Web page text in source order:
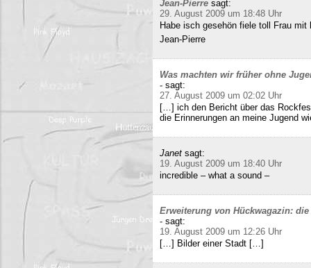
Jean-Pierre sagt:
29. August 2009 um 18:48 Uhr
Habe isch gesehön fiele toll Frau
Jean-Pierre
Was machten wir früher ohne
- sagt:
27. August 2009 um 02:02 Uhr
[…] ich den Bericht über das
die Erinnerungen an meine Jugend
Janet sagt:
19. August 2009 um 18:40 Uhr
incredible – what a sound –
Erweiterung von Hückwagazin:
- sagt:
19. August 2009 um 12:26 Uhr
[…] Bilder einer Stadt […]